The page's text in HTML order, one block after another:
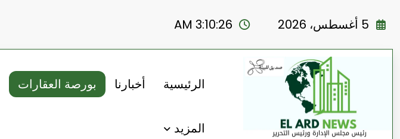
5 أغسطس، 2026 3:10:27 AM
الرئيسية أخبارنا بورصة العقارات
المزيد